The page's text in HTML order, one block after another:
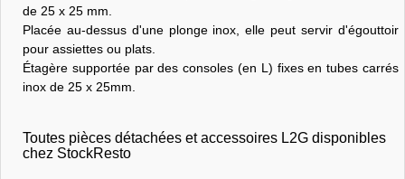
de 25 x 25 mm.
Placée au-dessus d'une plonge inox, elle peut servir d'égouttoir
pour assiettes ou plats.
Étagère supportée par des consoles (en L) fixes en tubes carrés
inox de 25 x 25mm.
Toutes pièces détachées et accessoires L2G disponibles
chez StockResto